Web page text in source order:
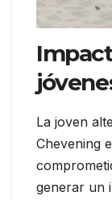
La joven
Chevening
generar un